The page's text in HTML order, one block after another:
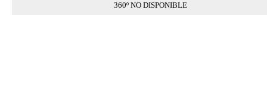
360º NO DISPONIBLE